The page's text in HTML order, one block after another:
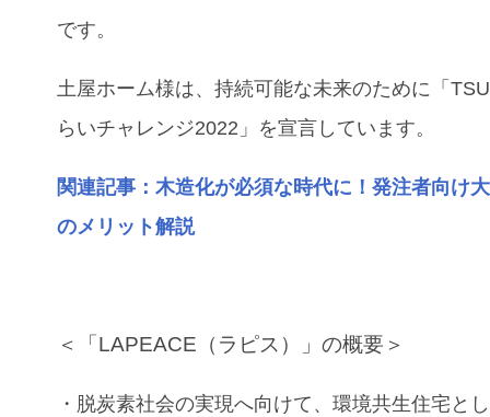
です。
土屋ホーム様は、持続可能な未来のために「
らいチャレンジ2022」を宣言しています。
関連記事：木造化が必須な時代に！発注者向け
のメリット解説
＜「LAPEACE（ラピス）」の概要＞
・脱炭素社会の実現へ向けて、環境共生住宅と